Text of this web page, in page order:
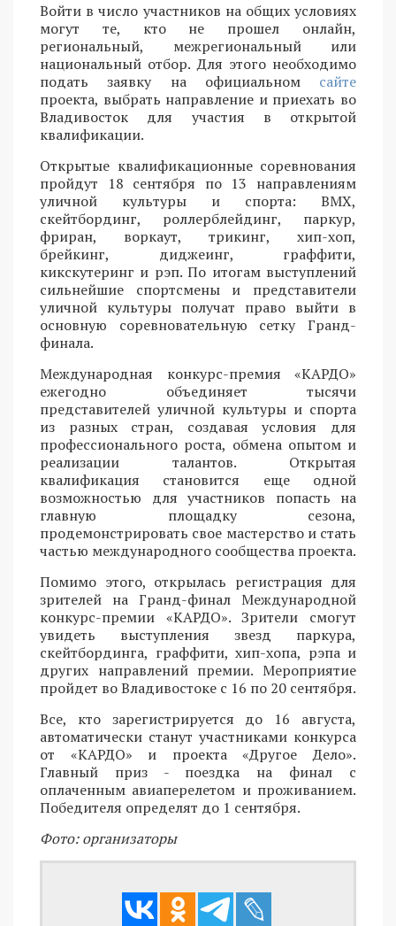
Войти в число участников на общих условиях
могут те, кто не прошел онлайн,
региональный, межрегиональный или
национальный отбор. Для этого необходимо
подать заявку на официальном сайте
проекта, выбрать направление и приехать во
Владивосток для участия в открытой
квалификации.
Открытые квалификационные соревнования
пройдут 18 сентября по 13 направлениям
уличной культуры и спорта: BMX,
скейтбординг, роллерблейдинг, паркур,
фриран, воркаут, трикинг, хип-хоп,
брейкинг, диджеинг, граффити,
кикскутеринг и рэп. По итогам выступлений
сильнейшие спортсмены и представители
уличной культуры получат право выйти в
основную соревновательную сетку Гранд-
финала.
Международная конкурс-премия «КАРДО»
ежегодно объединяет тысячи
представителей уличной культуры и спорта
из разных стран, создавая условия для
профессионального роста, обмена опытом и
реализации талантов. Открытая
квалификация становится еще одной
возможностью для участников попасть на
главную площадку сезона,
продемонстрировать свое мастерство и стать
частью международного сообщества проекта.
Помимо этого, открылась регистрация для
зрителей на Гранд-финал Международной
конкурс-премии «КАРДО». Зрители смогут
увидеть выступления звезд паркура,
скейтбординга, граффити, хип-хопа, рэпа и
других направлений премии. Мероприятие
пройдет во Владивостоке с 16 по 20 сентября.
Все, кто зарегистрируется до 16 августа,
автоматически станут участниками конкурса
от «КАРДО» и проекта «Другое Дело».
Главный приз - поездка на финал с
оплаченным авиаперелетом и проживанием.
Победителя определят до 1 сентября.
Фото: организаторы